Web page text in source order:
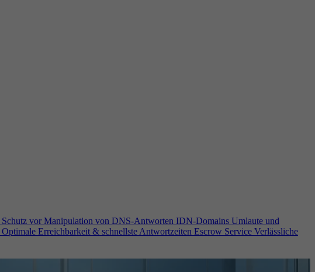
Schutz vor Manipulation von DNS-Antworten IDN-Domains Umlaute und
Optimale Erreichbarkeit & schnellste Antwortzeiten Escrow Service Verlässliche